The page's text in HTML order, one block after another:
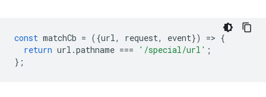
const matchCb = ({url, request, event}) => {
return url .pathname === '/special/url' ;
};